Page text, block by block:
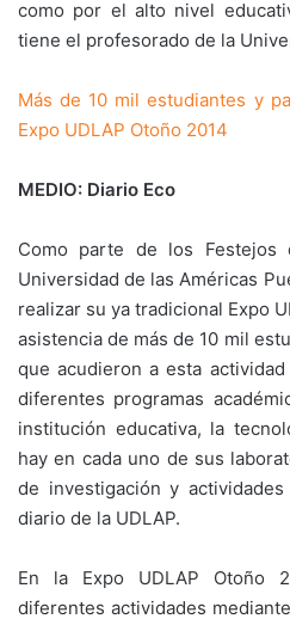
como por el alto nivel
tiene el profesorado de la
Más de 10 mil estudiantes y
Expo UDLAP Otoño 2014
MEDIO: Diario Eco
Como parte de los Festejos
Universidad de las Américas
realizar su ya tradicional Expo
asistencia de más de 10 mil
que acudieron a esta
diferentes programas
institución educativa, la
hay en cada uno de sus
de investigación y
diario de la UDLAP.
En la Expo UDLAP Otoño
diferentes actividades